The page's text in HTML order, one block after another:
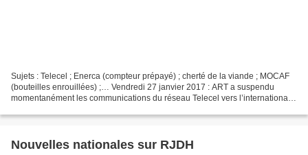
Sujets : Telecel ; Enerca (compteur prépayé) ; cherté de la viande ; MOCAF
(bouteilles enrouillées) ;… Vendredi 27 janvier 2017 : ART a suspendu
momentanément les communications du réseau Telecel vers l’international
Nouvelles nationales sur RJDH